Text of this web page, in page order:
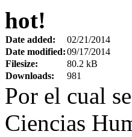
hot!
Date added:
02/21/2014
Date modified:09/17/2014
Filesize:
80.2 kB
Downloads:
981
Por el cual
Ciencias